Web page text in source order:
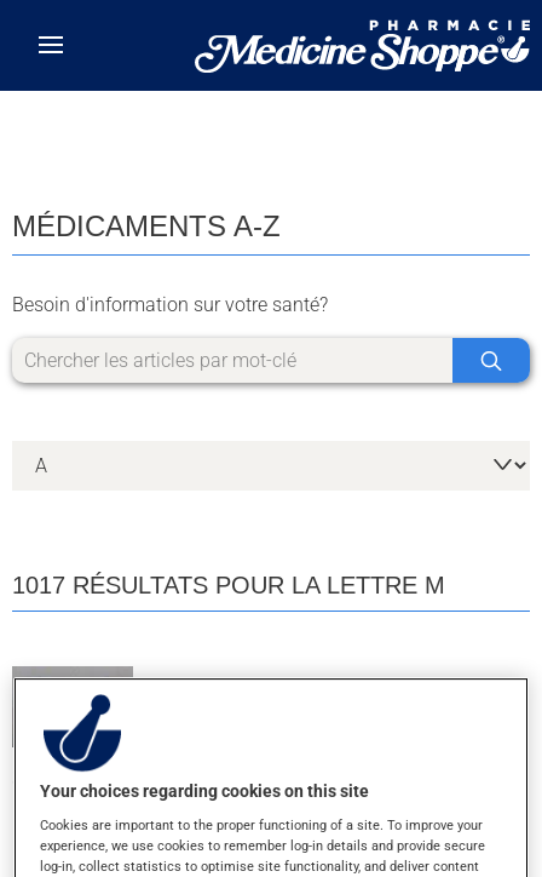
MÉDICAMENTS A-Z
Besoin d'information sur votre santé?
1017 RÉSULTATS POUR LA LETTRE M
MALTLEVOL 12
LIQUIDE ORAL
Your choices regarding cookies on this site
Cookies are important to the proper functioning of a site. To improve your
experience, we use cookies to remember log-in details and provide secure
log-in, collect statistics to optimise site functionality, and deliver content